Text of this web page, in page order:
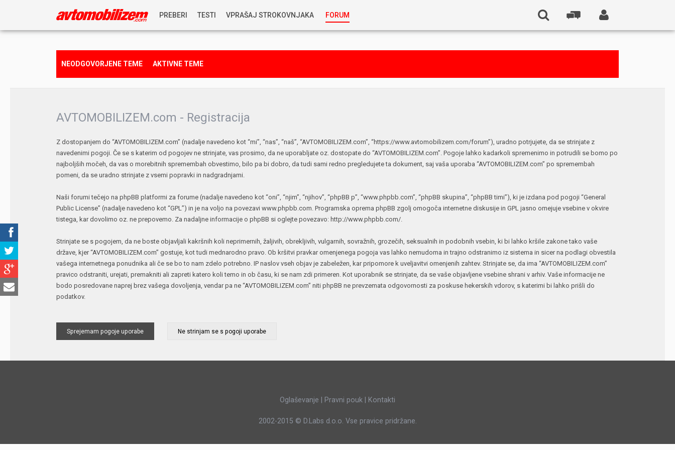
PREBERI TESTI VPRAŠAJ STROKOVNJAKA
KOSTJA PRIHODA
TOMAŽ DEMŠAR
ALEŠ ARNŠEK
PREDELAVE
ALEKS HUMAR IN FLORJAN RUS
PNEVMATIKE
HIBRIDNA TEHNIKA
TEHNIČNA VPRAŠANJA
ROK ČERNJAVSKI
AVTOPLIN
FORUM
NEODGOVORJENE TEME AKTIVNE TEME
AVTOMOBILIZEM.com - Registracija
Z dostopanjem do “AVTOMOBILIZEM.com” (nadalje navedeno kot “mi”, “nas”, “naš”, “AVTOMOBILIZEM.com”, “https://www.avtomobilizem.com/forum”), uradno potrjujete, da se strinjate z
navedenimi pogoji. Če se s katerim od pogojev ne strinjate, vas prosimo, da ne uporabljate oz. dostopate do “AVTOMOBILIZEM.com”. Pogoje lahko kadarkoli spremenimo in potrudili se bomo po
najboljših močeh, da vas o morebitnih spremembah obvestimo, bilo pa bi dobro, da tudi sami redno pregledujete ta dokument, saj vaša uporaba “AVTOMOBILIZEM.com” po spremembah
pomeni, da se uradno strinjate z vsemi popravki in nadgradnjami.
Naši forumi tečejo na phpBB platformi za forume (nadalje navedeno kot “oni”, “njim”, “njihov”, “phpBB p”, “www.phpbb.com”, “phpBB skupina”, “phpBB timi”), ki je izdana pod pogoji “General
Public License” (nadalje navedeno kot “GPL”) in je na voljo na povezavi www.phpbb.com. Programska oprema phpBB zgolj omogoča internetne diskusije in GPL jasno omejuje vsebine v okvire
tistega, kar dovolimo oz. ne prepovemo. Za nadaljne informacije o phpBB si oglejte povezavo: http://www.phpbb.com/.
Strinjate se s pogojem, da ne boste objavljali kakršnih koli neprimernih, žaljivih, obrekljivih, vulgarnih, sovražnih, grozečih, seksualnih in podobnih vsebin, ki bi lahko kršile zakone tako vaše
države, kjer “AVTOMOBILIZEM.com” gostuje, kot tudi mednarodno pravo. Ob kršitvi pravkar omenjenega pogoja vas lahko nemudoma in trajno odstranimo iz sistema in sicer na podlagi obvestila
vašega internetnega ponudnika ali če se bo to nam zdelo potrebno. IP naslov vseh objav je zabeležen, kar pripomore k uveljavitvi omenjenih zahtev. Strinjate se, da ima “AVTOMOBILIZEM.com”
pravico odstraniti, urejati, premakniti ali zapreti katero koli temo in ob času, ki se nam zdi primeren. Kot uporabnik se strinjate, da se vaše objavljene vsebine shrani v arhiv. Vaše informacije ne
bodo posredovane naprej brez vašega dovoljenja, vendar pa ne “AVTOMOBILIZEM.com” niti phpBB ne prevzemata odgovornosti za poskuse hekerskih vdorov, s katerimi bi lahko prišli do
podatkov.
Oglaševanje Pravni pouk Kontakti
2002-2015 © D.Labs d.o.o. Vse pravice pridržane.